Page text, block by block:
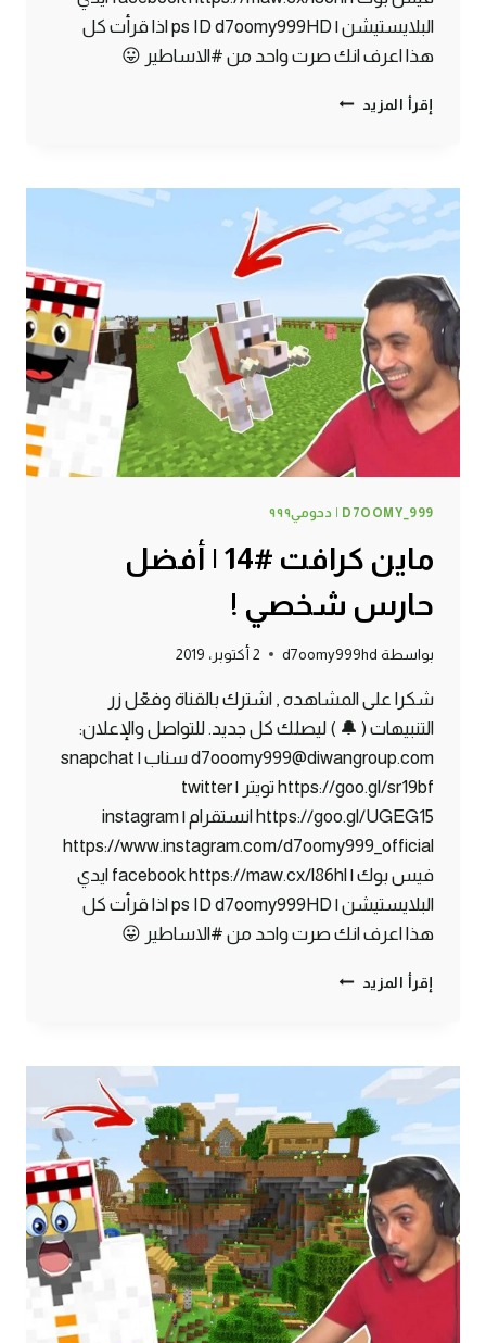
البلايستيشن | ps ID d7oomy999HD اذا قرأت كل
هذا اعرف انك صرت واحد من #الاساطير 😛
إقرأ المزيد ماين
اختبار
شجاعة
الكلب
D7OOMY_999 | دحومي٩٩٩
ماين كرافت #14 | أفضل
حارس شخصي !
بواسطة d7oomy999hd 2 أكتوبر، 2019
شكرا على المشاهده , اشترك بالقناة وفعّل زر
التنبيهات ( 🔔 ) ليصلك كل جديد. للتواصل والإعلان:
d7ooomy999@diwangroup.com سناب | snapchat
https://goo.gl/sr19bf تويتر | twitter
https://goo.gl/UGEG15 انستقرام | instagram
https://www.instagram.com/d7oomy999_official
فيس بوك | facebook https://maw.cx/l86hl ايدي
البلايستيشن | ps ID d7oomy999HD اذا قرأت كل
هذا اعرف انك صرت واحد من #الاساطير 😛
إقرأ المزيد ماين
أفضل
حارس
شخصي
!